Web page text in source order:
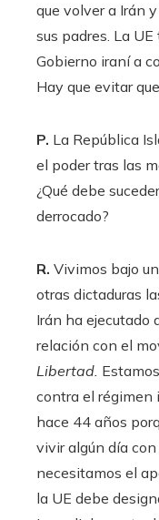
que volver a Irán
sus padres. La
Gobierno iraní a
Hay que evitar
P. La República
el poder tras las
¿Qué debe
derrocado?
R. Vivimos bajo
otras dictaduras
Irán ha ejecutado
relación con el
Libertad.
contra el régimen
hace 44 años
vivir algún día
necesitamos el
la UE debe